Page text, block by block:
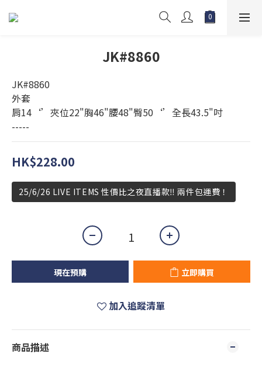
JK#8860
JK#8860
外套
肩14‘’夾位22"胸46"腰48"臀50‘’全長43.5"吋
-----
HK$228.00
25/6/26 LIVE ITEMS 性價比之夜直播款‼️ 兩件包運費！
現在預購 立即購買
加入追蹤清單
商品描述